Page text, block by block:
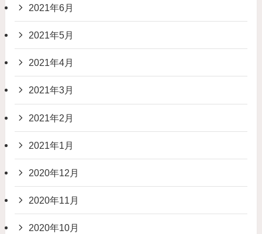
2021年6月
2021年5月
2021年4月
2021年3月
2021年2月
2021年1月
2020年12月
2020年11月
2020年10月